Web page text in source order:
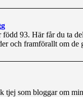
född 93. Här får du ta
och framförallt om de
tjej som bloggar om